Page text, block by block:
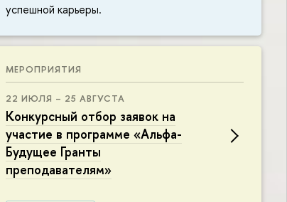
успешной карьеры.
МЕРОПРИЯТИЯ
22 ИЮЛЯ – 25 АВГУСТА
Конкурсный отбор заявок на
участие в программе «Альфа-
Будущее Гранты
преподавателям»